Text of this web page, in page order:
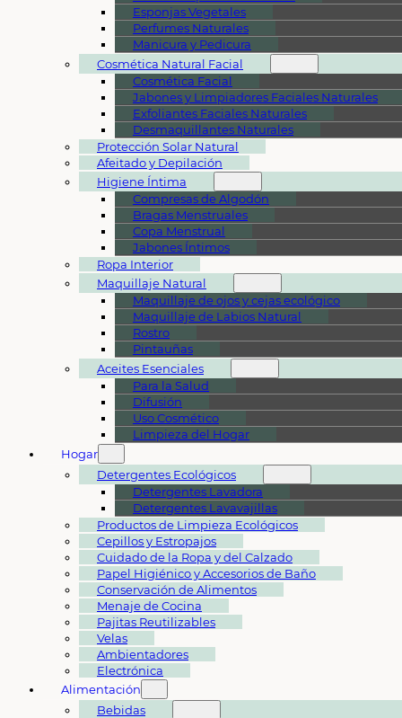
Esponjas Vegetales
Perfumes Naturales
Manicura y Pedicura
Cosmética Natural Facial
Cosmética Facial
Jabones y Limpiadores Faciales Naturales
Exfoliantes Faciales Naturales
Desmaquillantes Naturales
Protección Solar Natural
Afeitado y Depilación
Higiene Íntima
Compresas de Algodón
Bragas Menstruales
Copa Menstrual
Jabones Íntimos
Ropa Interior
Maquillaje Natural
Maquillaje de ojos y cejas ecológico
Maquillaje de Labios Natural
Rostro
Pintauñas
Aceites Esenciales
Para la Salud
Difusión
Uso Cosmético
Limpieza del Hogar
Hogar
Detergentes Ecológicos
Detergentes Lavadora
Detergentes Lavavajillas
Productos de Limpieza Ecológicos
Cepillos y Estropajos
Cuidado de la Ropa y del Calzado
Papel Higiénico y Accesorios de Baño
Conservación de Alimentos
Menaje de Cocina
Pajitas Reutilizables
Velas
Ambientadores
Electrónica
Alimentación
Bebidas